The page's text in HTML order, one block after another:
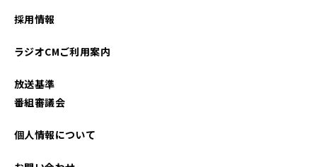
採用情報
ラジオCMご利用案内
放送基準
番組審議会
個人情報について